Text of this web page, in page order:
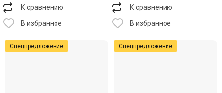
К сравнению
В избранное
К сравнению
В избранное
Спецпредложение Спецпредложение